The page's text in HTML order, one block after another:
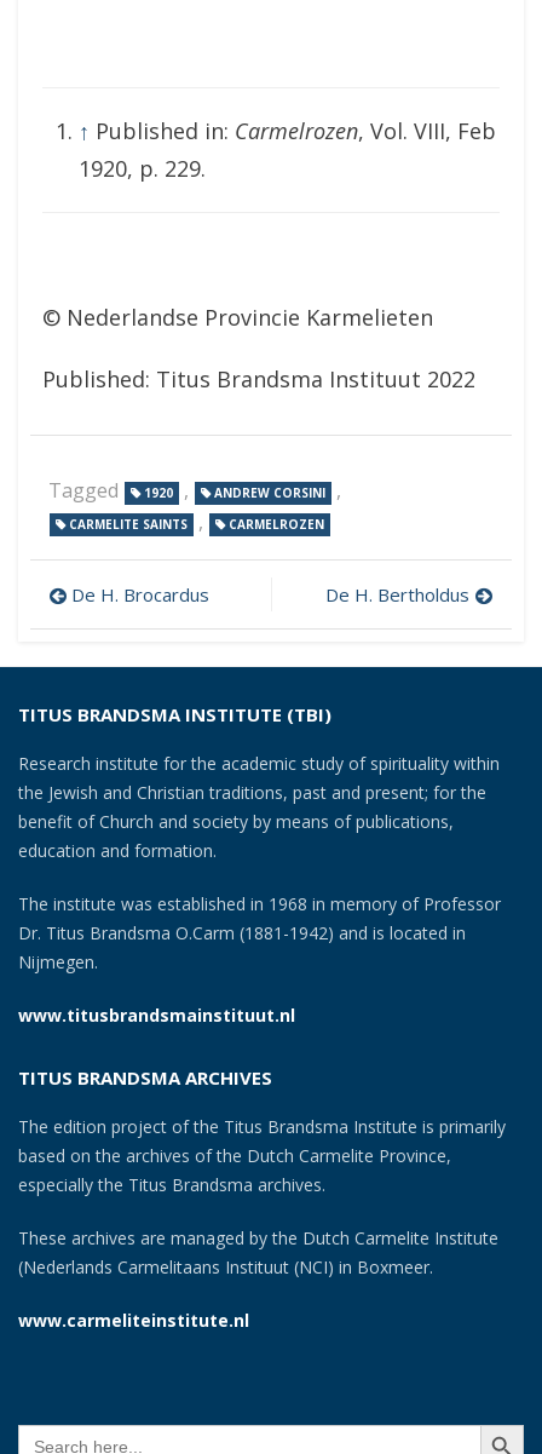
↑ Published in: Carmelrozen, Vol. VIII, Feb
1920, p. 229.
© Nederlandse Provincie Karmelieten
Published: Titus Brandsma Instituut 2022
Tagged 1920 , ANDREW CORSINI ,
CARMELITE SAINTS , CARMELROZEN
Post
navigation
De H. Brocardus De H. Bertholdus
TITUS BRANDSMA INSTITUTE (TBI)
Research institute for the academic study of spirituality within
the Jewish and Christian traditions, past and present; for the
benefit of Church and society by means of publications,
education and formation.
The institute was established in 1968 in memory of Professor
Dr. Titus Brandsma O.Carm (1881-1942) and is located in
Nijmegen.
www.titusbrandsmainstituut.nl
TITUS BRANDSMA ARCHIVES
The edition project of the Titus Brandsma Institute is primarily
based on the archives of the Dutch Carmelite Province,
especially the Titus Brandsma archives.
These archives are managed by the Dutch Carmelite Institute
(Nederlands Carmelitaans Instituut (NCI) in Boxmeer.
www.carmeliteinstitute.nl
Search
for:
SEARCH